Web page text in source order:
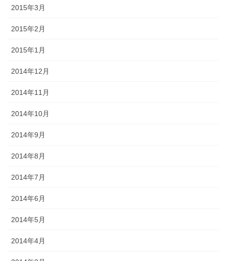
2015年3月
2015年2月
2015年1月
2014年12月
2014年11月
2014年10月
2014年9月
2014年8月
2014年7月
2014年6月
2014年5月
2014年4月